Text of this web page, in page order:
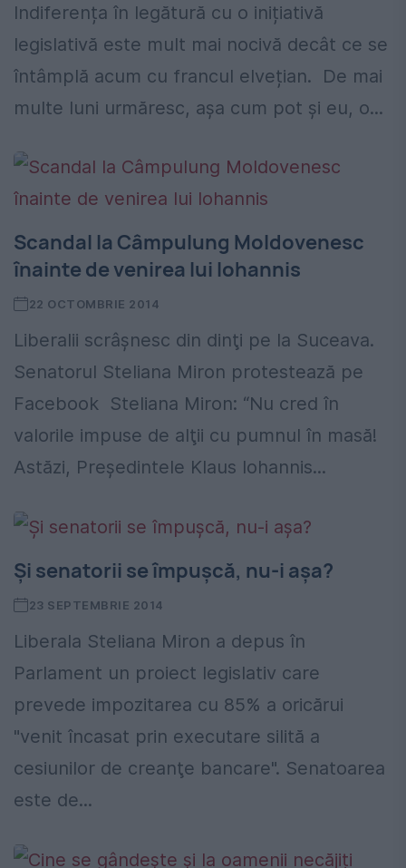
Indiferența în legătură cu o inițiativă
legislativă este mult mai nocivă decât ce se
întâmplă acum cu francul elvețian. De mai
multe luni urmăresc, așa cum pot și eu, o...
Scandal la Câmpulung Moldovenesc
înainte de venirea lui Iohannis
22 OCTOMBRIE 2014
Liberalii scrâşnesc din dinţi pe la Suceava.
Senatorul Steliana Miron protestează pe
Facebook Steliana Miron: “Nu cred în
valorile impuse de alţii cu pumnul în masă!
Astăzi, Preşedintele Klaus Iohannis...
Şi senatorii se împuşcă, nu-i aşa?
23 SEPTEMBRIE 2014
Liberala Steliana Miron a depus în
Parlament un proiect legislativ care
prevede impozitarea cu 85% a oricărui
"venit încasat prin executare silită a
cesiunilor de creanţe bancare". Senatoarea
este de...